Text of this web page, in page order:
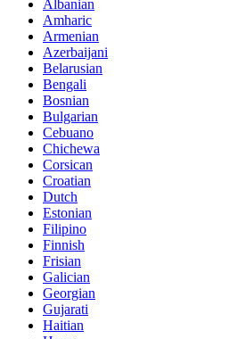
Albanian
Amharic
Armenian
Azerbaijani
Belarusian
Bengali
Bosnian
Bulgarian
Cebuano
Chichewa
Corsican
Croatian
Dutch
Estonian
Filipino
Finnish
Frisian
Galician
Georgian
Gujarati
Haitian